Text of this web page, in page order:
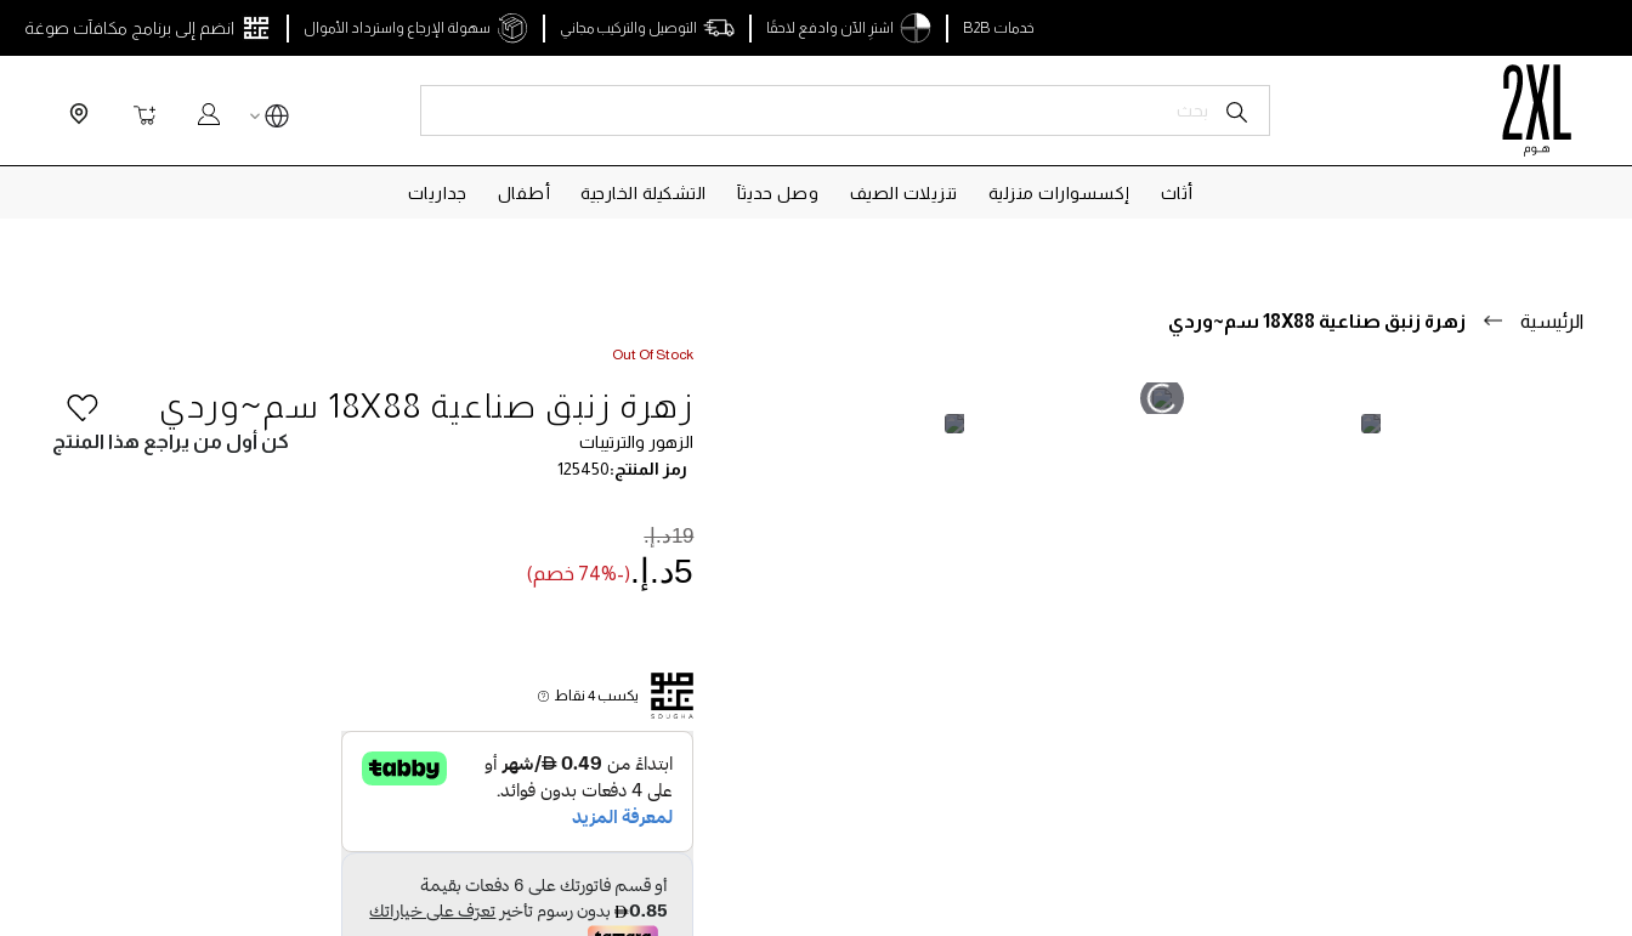
خدمات B2B اشترِ الآن وادفع لاحقًا التوصيل والتركيب مجاني سهولة الإرجاع واسترداد الأموال انضم إلى برنامج مكافآت صوغة
سلة التسوق
أثاث إكسسوارات منزلية تنزيلات الصيف وصل حديثآ التشكيلة الخارجية أطفال جداريات
الرئيسية زهرة زنبق صناعية 18X88 سم~وردي
Out Of Stock
زهرة زنبق صناعية 18X88 سم~وردي
الزهور والترتيبات كن أول من يراجع هذا المنتج
رمز المنتج 125450
5د.إ.‏ (-74% خصم)
19د.إ.‏
يكسب 4 نقاط